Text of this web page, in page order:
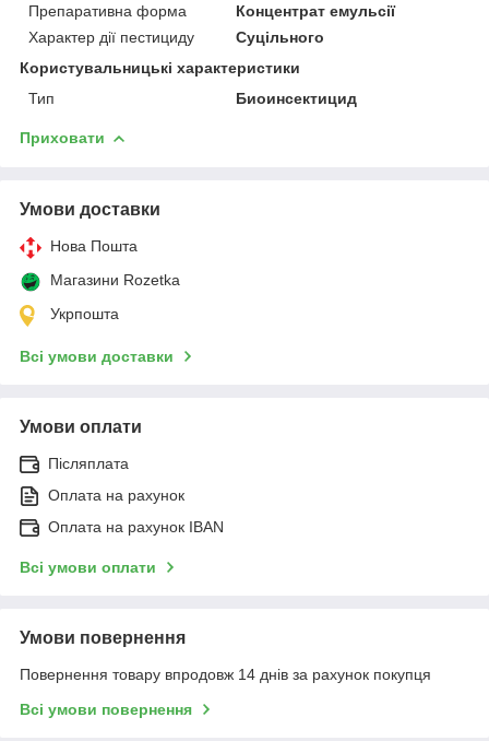
Препаративна форма
Концентрат емульсії
Характер дії пестициду
Суцільного
Користувальницькі характеристики
Тип
Биоинсектицид
Приховати
Умови доставки
Нова Пошта
Магазини Rozetka
Укрпошта
Всі умови доставки
Умови оплати
Післяплата
Оплата на рахунок
Оплата на рахунок IBAN
Всі умови оплати
Умови повернення
Повернення товару впродовж 14 днів за рахунок покупця
Всі умови повернення